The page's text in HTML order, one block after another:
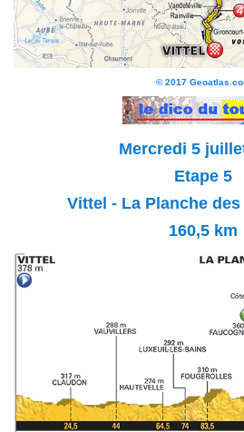
© 2017
Mercredi 5
Etape 5
Vittel - La Planche
160,5 km